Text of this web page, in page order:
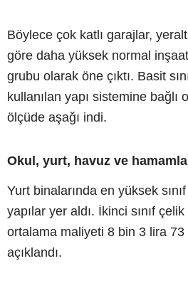
Böylece çok katlı garajlar,
göre daha yüksek normal
grubu olarak öne çıktı. Basit
kullanılan yapı sistemine bağlı
ölçüde aşağı indi.
Okul, yurt, havuz ve
Yurt binalarında en yüksek
yapılar yer aldı. İkinci sınıf
ortalama maliyeti 8 bin 3 lira
açıklandı.